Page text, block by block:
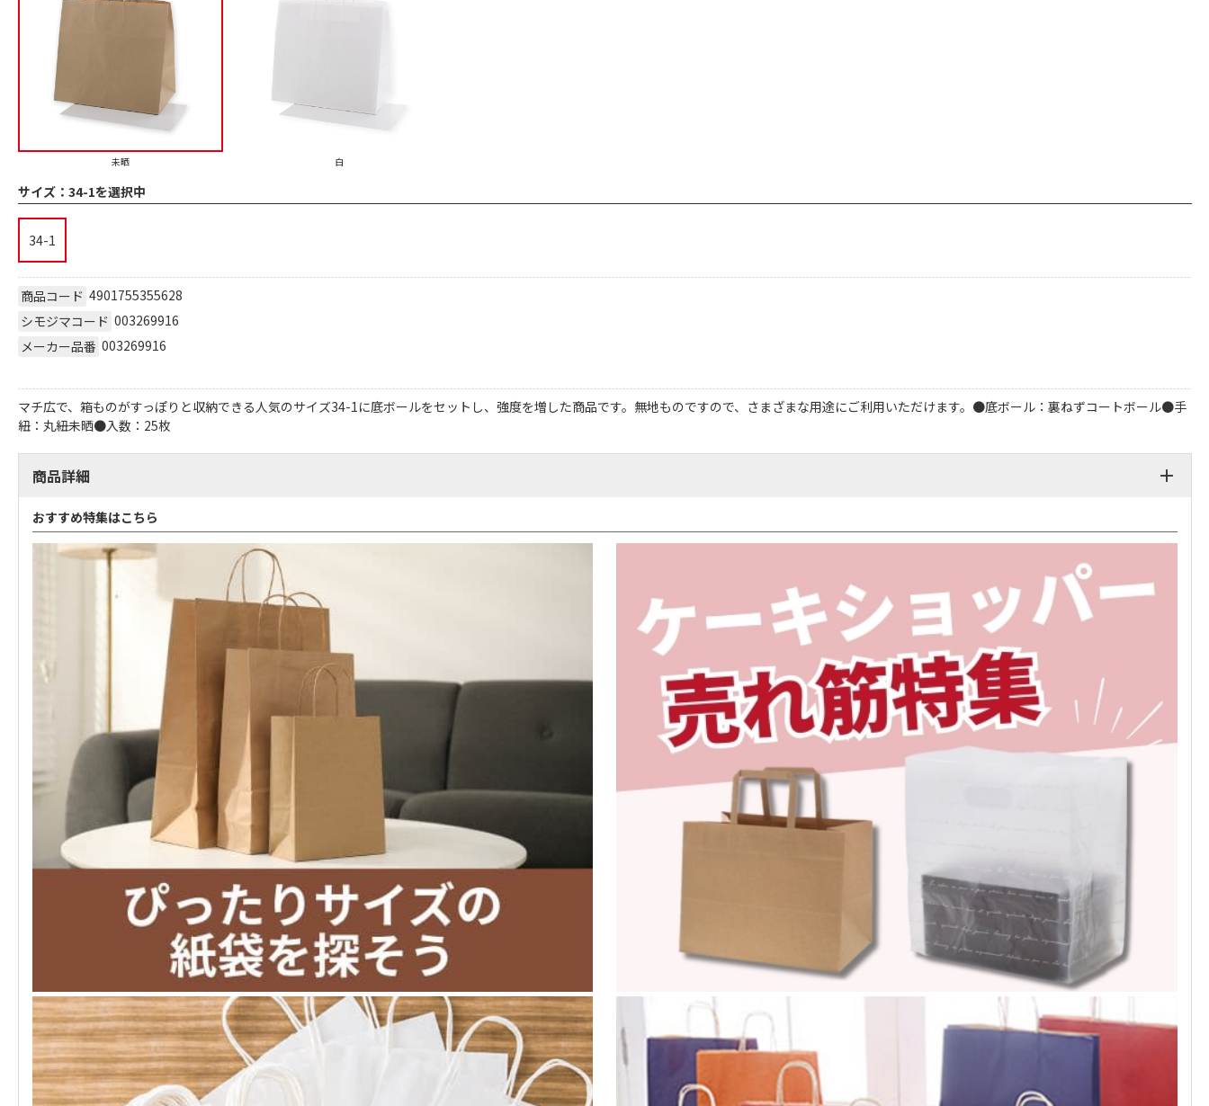
未晒 白
サイズ： 34-1を選択中
34-1
商品コード 4901755355628
シモジマコード 003269916
メーカー品番 003269916
マチ広で、箱ものがすっぽりと収納できる人気のサイズ34-1に底ボールをセットし、強度を増した商品です。無地ものですので、さまざまな用途にご利用いただけます。●底ボール：裏ねずコートボール●手
紐：丸紐未晒●入数：25枚
商品詳細
おすすめ特集はこちら